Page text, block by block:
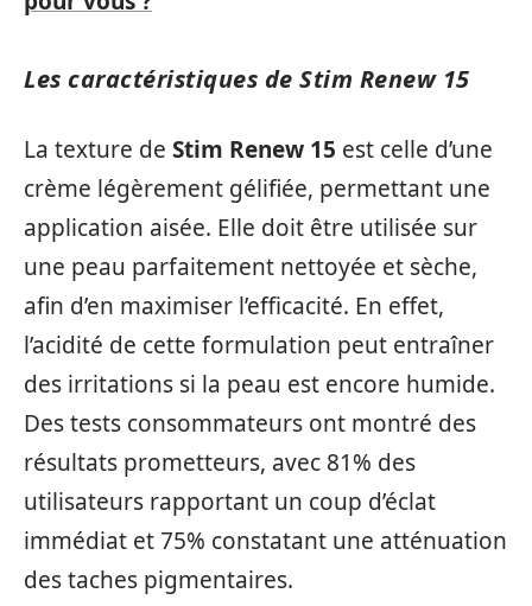
Les caractéristiques de Stim Renew 15
La texture de Stim Renew 15 est celle d’une
crème légèrement gélifiée, permettant une
application aisée. Elle doit être utilisée sur
une peau parfaitement nettoyée et sèche,
afin d’en maximiser l’efficacité. En effet,
l’acidité de cette formulation peut entraîner
des irritations si la peau est encore humide.
Des tests consommateurs ont montré des
résultats prometteurs, avec 81% des
utilisateurs rapportant un coup d’éclat
immédiat et 75% constatant une atténuation
des taches pigmentaires.